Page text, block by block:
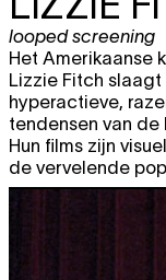
looped screening
Het Amerikaanse
Lizzie Fitch
hyperactieve,
tendensen van
Hun films zijn
de vervelende